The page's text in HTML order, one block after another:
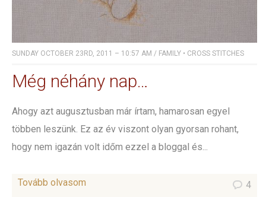
SUNDAY OCTOBER 23RD, 2011 – 10:57 AM / FAMILY • CROSS STITCHES
Még néhány nap…
Ahogy azt augusztusban már írtam, hamarosan egyel
többen leszünk. Ez az év viszont olyan gyorsan rohant,
hogy nem igazán volt időm ezzel a bloggal és...
Tovább olvasom 4